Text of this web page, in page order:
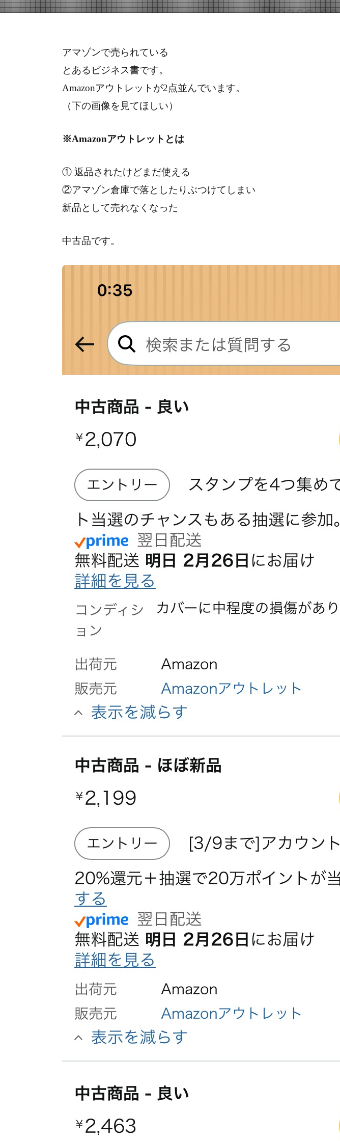
アマゾンで売られている
とあるビジネス書です。
Amazonアウトレットが2点並んでいます。
（下の画像を見てほしい）
※Amazonアウトレットとは
① 返品されたけどまだ使える
②アマゾン倉庫で落としたりぶつけてしまい
新品として売れなくなった
中古品です。